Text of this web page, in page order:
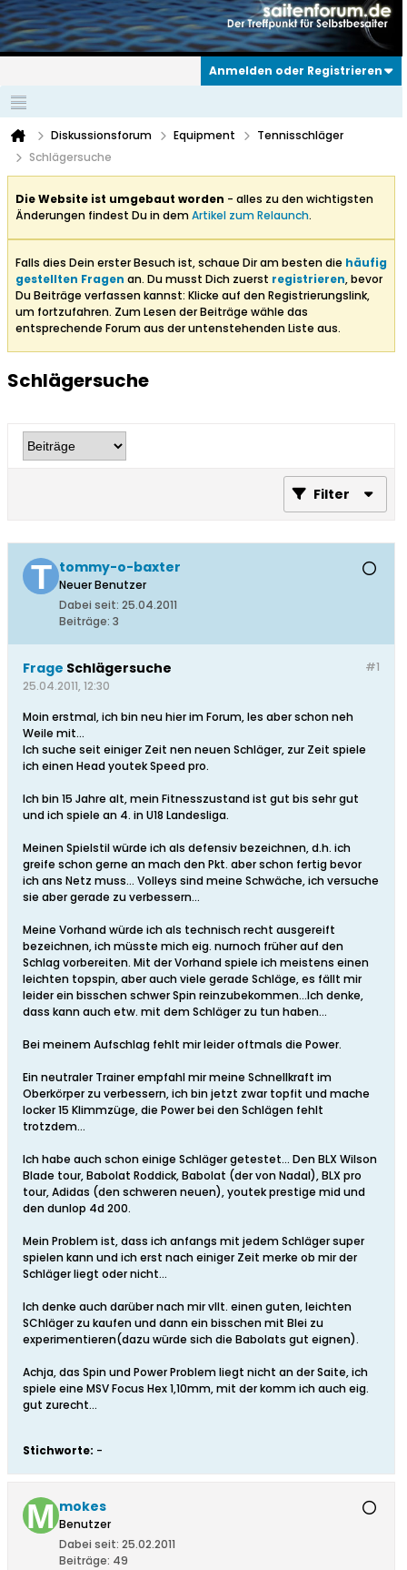
Anmelden oder Registrieren
Diskussionsforum Equipment
Tennisschläger
Schlägersuche
Die Website ist umgebaut worden - alles zu den wichtigsten
Änderungen findest Du in demArtikel zum Relaunch.
Falls dies Dein erster Besuch ist, schaue Dir am besten die häufig
gestellten Fragen an. Du musst Dich zuerst registrieren, bevor
Du Beiträge verfassen kannst: Klicke auf den Registrierungslink,
um fortzufahren. Zum Lesen der Beiträge wähle das
entsprechende Forum aus der untenstehenden Liste aus.
Schlägersuche
Filter
tommy-o-baxter
Neuer Benutzer
Dabei seit: 25.04.2011
Beiträge: 3
#1
Frage Schlägersuche
25.04.2011, 12:30
Moin erstmal, ich bin neu hier im Forum, les aber schon neh
Weile mit...
Ich suche seit einiger Zeit nen neuen Schläger, zur Zeit spiele
ich einen Head youtek Speed pro.
Ich bin 15 Jahre alt, mein Fitnesszustand ist gut bis sehr gut
und ich spiele an 4. in U18 Landesliga.
Meinen Spielstil würde ich als defensiv bezeichnen, d.h. ich
greife schon gerne an mach den Pkt. aber schon fertig bevor
ich ans Netz muss... Volleys sind meine Schwäche, ich versuche
sie aber gerade zu verbessern...
Meine Vorhand würde ich als technisch recht ausgereift
bezeichnen, ich müsste mich eig. nurnoch früher auf den
Schlag vorbereiten. Mit der Vorhand spiele ich meistens einen
leichten topspin, aber auch viele gerade Schläge, es fällt mir
leider ein bisschen schwer Spin reinzubekommen...Ich denke,
dass kann auch etw. mit dem Schläger zu tun haben...
Bei meinem Aufschlag fehlt mir leider oftmals die Power.
Ein neutraler Trainer empfahl mir meine Schnellkraft im
Oberkörper zu verbessern, ich bin jetzt zwar topfit und mache
locker 15 Klimmzüge, die Power bei den Schlägen fehlt
trotzdem...
Ich habe auch schon einige Schläger getestet... Den BLX Wilson
Blade tour, Babolat Roddick, Babolat (der von Nadal), BLX pro
tour, Adidas (den schweren neuen), youtek prestige mid und
den dunlop 4d 200.
Mein Problem ist, dass ich anfangs mit jedem Schläger super
spielen kann und ich erst nach einiger Zeit merke ob mir der
Schläger liegt oder nicht...
Ich denke auch darüber nach mir vllt. einen guten, leichten
SChläger zu kaufen und dann ein bisschen mit Blei zu
experimentieren(dazu würde sich die Babolats gut eignen).
Achja, das Spin und Power Problem liegt nicht an der Saite, ich
spiele eine MSV Focus Hex 1,10mm, mit der komm ich auch eig.
gut zurecht...
Stichworte: -
mokes
Benutzer
Dabei seit: 25.02.2011
Beiträge: 49